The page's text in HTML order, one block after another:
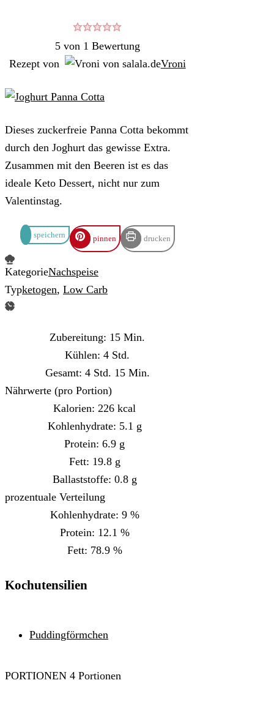
5von 1 Bewertung
Rezept von
Vroni
Dieses zuckerfreie Panna Cotta bekommt
durch den Joghurt das gewisse Extra.
Zusammen mit den Beeren ist es das
ideale Keto Dessert, nicht nur zum
Valentinstag.
speichern pinnen drucken
KategorieNachspeise
Typketogen, Low Carb
Zubereitung: 15Minuten
Min.
Kühlen:4Stunden
Std.
Gesamt: 4Stunden
Std. 15Minuten
Min.
Nährwerte (pro Portion)
Kalorien: 226 kcal
Kohlenhydrate: 5.1 g
Protein:6.9 g
Fett: 19.8 g
Ballaststoffe: 0.8 g
prozentuale Verteilung
Kohlenhydrate: 9 %
Protein: 12.1 %
Fett: 78.9 %
Kochutensilien
Puddingförmchen
PORTIONEN 4 Portionen